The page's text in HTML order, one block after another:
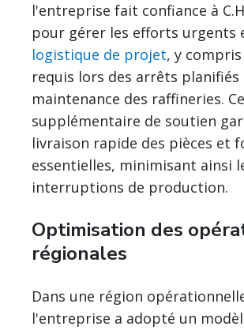
l'entreprise fait confiance à
pour gérer les efforts urgents
logistique de projet, y
requis lors des arrêts
maintenance des raffineries.
supplémentaire de soutien
livraison rapide des pièces et
essentielles, minimisant ainsi
interruptions de production.
Optimisation des
régionales
Dans une région
l'entreprise a adopté un